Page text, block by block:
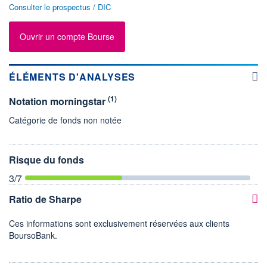
Consulter le prospectus / DIC
Ouvrir un compte Bourse
ÉLÉMENTS D'ANALYSES
Notation morningstar (1)
Catégorie de fonds non notée
Risque du fonds
3/7
Ratio de Sharpe
Ces informations sont exclusivement réservées aux clients
BoursoBank.